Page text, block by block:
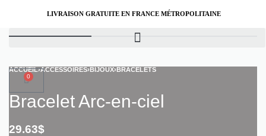
LIVRAISON GRATUITE EN FRANCE MÉTROPOLITAINE
0
ACCUEIL›ACCESSOIRES›BIJOUX›BRACELETS
Bracelet Arc-en-ciel
29.63$